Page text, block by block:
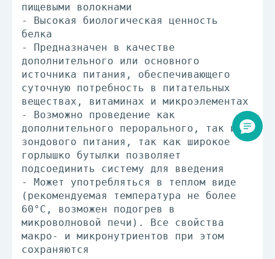
пищевыми волокнами
- Высокая биологическая ценность
белка
- Предназначен в качестве
дополнительного или основного
источника питания, обеспечивающего
суточную потребность в питательных
веществах, витаминах и микроэлементах
- Возможно проведение как
дополнительного перорального, так и
зондового питания, так как широкое
горлышко бутылки позволяет
подсоединить систему для введения
- Может употребляться в теплом виде
(рекомендуемая температура не более
60°С, возможен подогрев в
микроволновой печи). Все свойства
макро- и микронутриентов при этом
сохраняются